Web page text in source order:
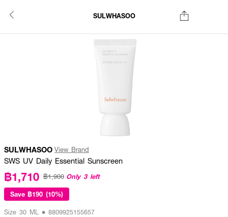
SULWHASOO
SULWHASOO View Brand
SWS UV Daily Essential Sunscreen
฿1,710 ฿1,900 Only 3 left
Save ฿190 (10%)
Size 30 ML • 8809925155657